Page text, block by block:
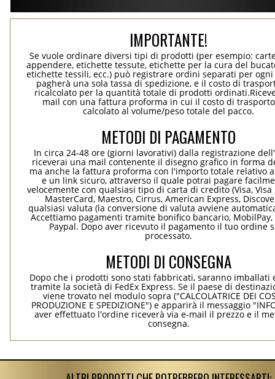
IMPORTANTE!
Se vuole ordinare diversi tipi di prodotti (per esempio:
appendere, etichette tessute, etichette per la cura del
etichette tessili, ecc.) può registrare ordini separati per
pagherà una sola tassa di spedizione, e il costo di
ricalcolato per la quantità totale di prodotti
mail con una fattura proforma in cui il costo di
calcolato al volume/peso totale del pacco.
METODI DI PAGAMENTO
In circa 24-48 ore (giorni lavorativi) dalla registrazione
riceverai una mail contenente il disegno grafico in forma
ma anche la fattura proforma con l'importo totale relativo
e un link sicuro, attraverso il quale potrai pagare
velocemente con qualsiasi tipo di carta di credito (Visa, Visa
MasterCard, Maestro, Cirrus, American Express,
qualsiasi valuta (la conversione di valuta avviene
Accettiamo pagamenti tramite bonifico bancario, MobilPay,
Paypal. Dopo aver ricevuto il pagamento il tuo ordine
processato.
METODI DI CONSEGNA
Dopo che i prodotti sono stati fabbricati, saranno imballati
tramite la società di FedEx Express. Se il paese di
viene trovato nel modulo sopra ("CALCOLATRICE DEI
PRODUZIONE E SPEDIZIONE") e apparirà il messaggio
aver effettuato l'ordine riceverà via e-mail il prezzo e il
consegna.